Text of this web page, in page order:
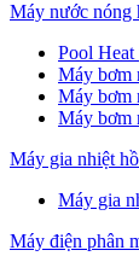
Máy nước nóng
Pool Heat
Máy bơm
Máy bơm
Máy bơm
Máy gia nhiệt
Máy gia
Máy điện phân